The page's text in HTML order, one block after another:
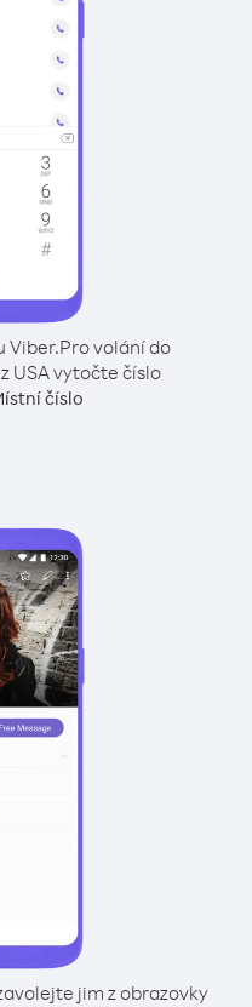
Viber.Pro volání do
USA vytočte číslo
číslo
jim z obrazovky